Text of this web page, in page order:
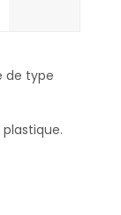
de type
plastique.